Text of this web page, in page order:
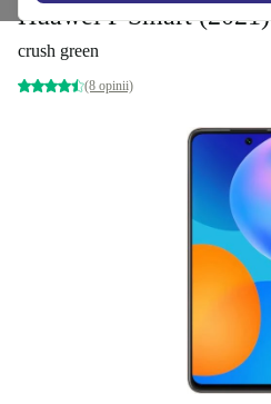
Huawei P Smart (2021)
crush green
(8 opinii)